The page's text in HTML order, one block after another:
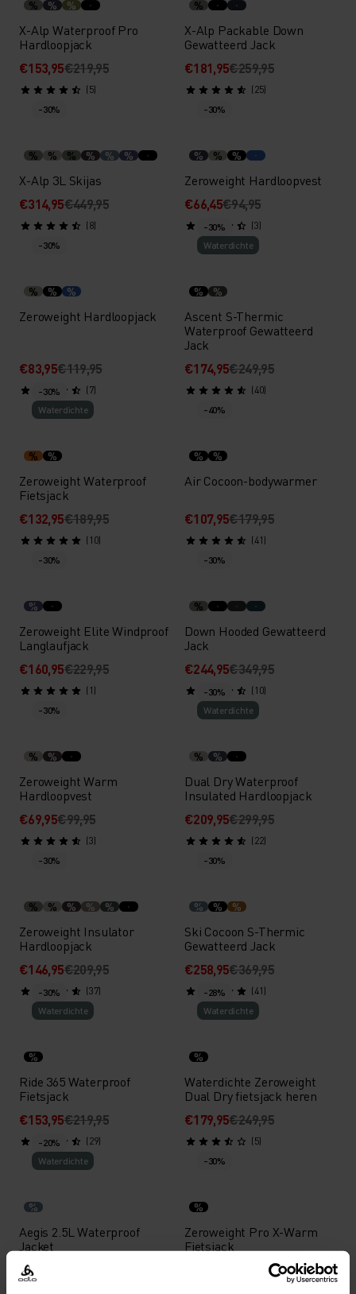
% % %
X-Alp Waterproof Pro
Hardloopjack
€153,95€219,95
(5)
%
X-Alp Packable Down
Gewatteerd Jack
€181,95€259,95
(25)
-30%
% % % % % %
X-Alp 3L Skijas
€314,95€449,95
(8)
-30%
% % %
Zeroweight Hardloopvest
€66,45€94,95
(3)
-30%
% % %
Zeroweight Hardloopjack
€83,95€119,95
(7)
-30%
Waterdichte
% %
Ascent S-Thermic
Waterproof Gewatteerd
Jack
€174,95€249,95
(40)
-30%
Waterdichte
% %
Zeroweight Waterproof
Fietsjack
€132,95€189,95
(10)
-40%
% %
Air Cocoon-bodywarmer
€107,95€179,95
(41)
-30%
%
Zeroweight Elite Windproof
Langlaufjack
€160,95€229,95
(1)
-30%
%
Down Hooded Gewatteerd
Jack
€244,95€349,95
(10)
-30%
% %
Zeroweight Warm
Hardloopvest
€69,95€99,95
(3)
-30%
Waterdichte
% %
Dual Dry Waterproof
Insulated Hardloopjack
€209,95€299,95
(22)
-30%
% % % % %
Zeroweight Insulator
Hardloopjack
€146,95€209,95
(37)
-30%
% % %
Ski Cocoon S-Thermic
Gewatteerd Jack
€258,95€369,95
(41)
-30%
Waterdichte
%
Ride 365 Waterproof
Fietsjack
€153,95€219,95
(29)
-28%
Waterdichte
%
Waterdichte Zeroweight
Dual Dry fietsjack heren
€179,95€249,95
(5)
-20%
Waterdichte
%
Aegis 2.5L Waterproof
Jacket
€135,95
-30%
%
Zeroweight Pro X-Warm
Fietsjack
€179,95